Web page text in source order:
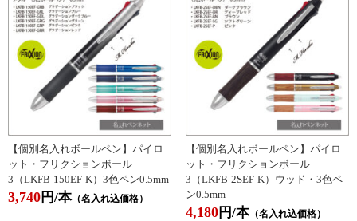
【個別名入れボールペン】パイロ
ット・フリクションボール
3（LKFB-150EF-K）3色ペン0.5mm
3,740円/本（名入れ込価格）
【個別名入れボールペン】パイロ
ット・フリクションボール
3（LKFB-2SEF-K）ウッド・3色ペ
ン0.5mm
4,180円/本（名入れ込価格）